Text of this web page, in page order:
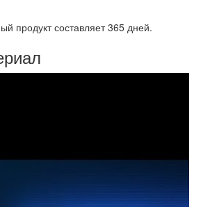
продукт составляет 365 дней.